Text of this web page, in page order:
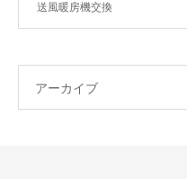
送風暖房機交換
アーカイブ